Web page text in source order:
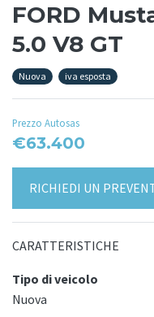
FORD
5.0 V8 GT
Nuova iva esposta
Prezzo Autosas
€63.400
RICHIEDI UN
CARATTERISTICHE
Tipo di veicolo
Nuova